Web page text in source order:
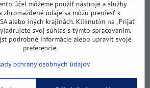
novinky
účel môžeme použiť nástroje a služby
zhromaždené údaje sa môžu preniesť k
alebo iných krajinách. Kliknutím na „Prijať
svoj súhlas s týmto spracovaním.
podrobné informácie alebo upraviť svoje
preferencie.
ochrany osobných údajov